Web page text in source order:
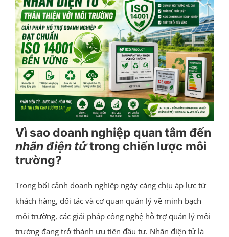
Vì sao doanh nghiệp quan tâm đến
nhãn điện tửtrong chiến lược môi
trường?
Trong bối cảnh doanh nghiệp ngày càng chịu áp lực từ
khách hàng, đối tác và cơ quan quản lý về minh bạch
môi trường, các giải pháp công nghệ hỗ trợ quản lý môi
trường đang trở thành ưu tiên đầu tư. Nhãn điện tử là